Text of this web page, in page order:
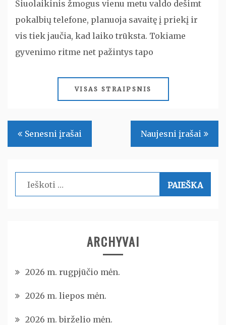
Šiuolaikinis žmogus vienu metu valdo dešimt
pokalbių telefone, planuoja savaitę į priekį ir
vis tiek jaučia, kad laiko trūksta. Tokiame
gyvenimo ritme net pažintys tapo
VISAS STRAIPSNIS
Navigacija
tarp
Senesni įrašai Naujesni įrašai
Ieškoti:
ARCHYVAI
2026 m. rugpjūčio mėn.
2026 m. liepos mėn.
2026 m. birželio mėn.